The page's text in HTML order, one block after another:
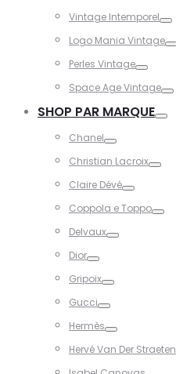
Vintage Intemporel
Logo Mania Vintage
Perles Vintage
Space Age Vintage
SHOP PAR MARQUE
Chanel
Christian Lacroix
Claire Dévé
Coppola e Toppo
Delvaux
Dior
Gripoix
Gucci
Hermès
Hervé Van Der Straeten